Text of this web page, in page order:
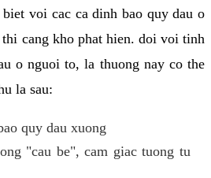
voi cac ca dinh bao quy dau o
thi cang kho phat hien. doi voi tinh
o nguoi to, la thuong nay co the
la sau:
quy dau xuong
"cau be", cam giac tuong tu